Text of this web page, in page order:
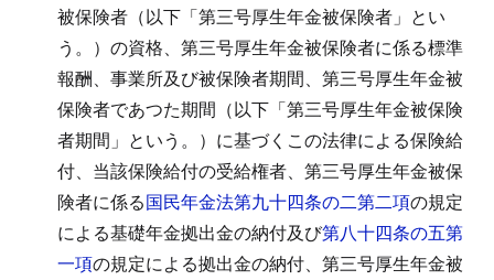
被保険者（以下「第三号厚生年金被保険者」とい
う。）の資格、第三号厚生年金被保険者に係る標準
報酬、事業所及び被保険者期間、第三号厚生年金被
保険者であつた期間（以下「第三号厚生年金被保険
者期間」という。）に基づくこの法律による保険給
付、当該保険給付の受給権者、第三号厚生年金被保
険者に係る国民年金法第九十四条の二第二項の規定
による基礎年金拠出金の納付及び第八十四条の五第
一項の規定による拠出金の納付、第三号厚生年金被